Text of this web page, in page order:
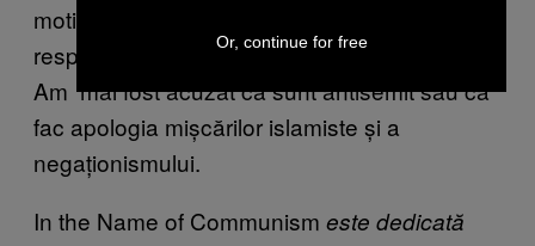
motive politice. Ei pretindeau că lucrarea
respectivă aduce aminte de perioada nazistă.
Am mai fost acuzat că sunt antisemit sau că
fac apologia mișcărilor islamiste și a
negaționismului.
In the Name of Communism este dedicată
Or, continue for free